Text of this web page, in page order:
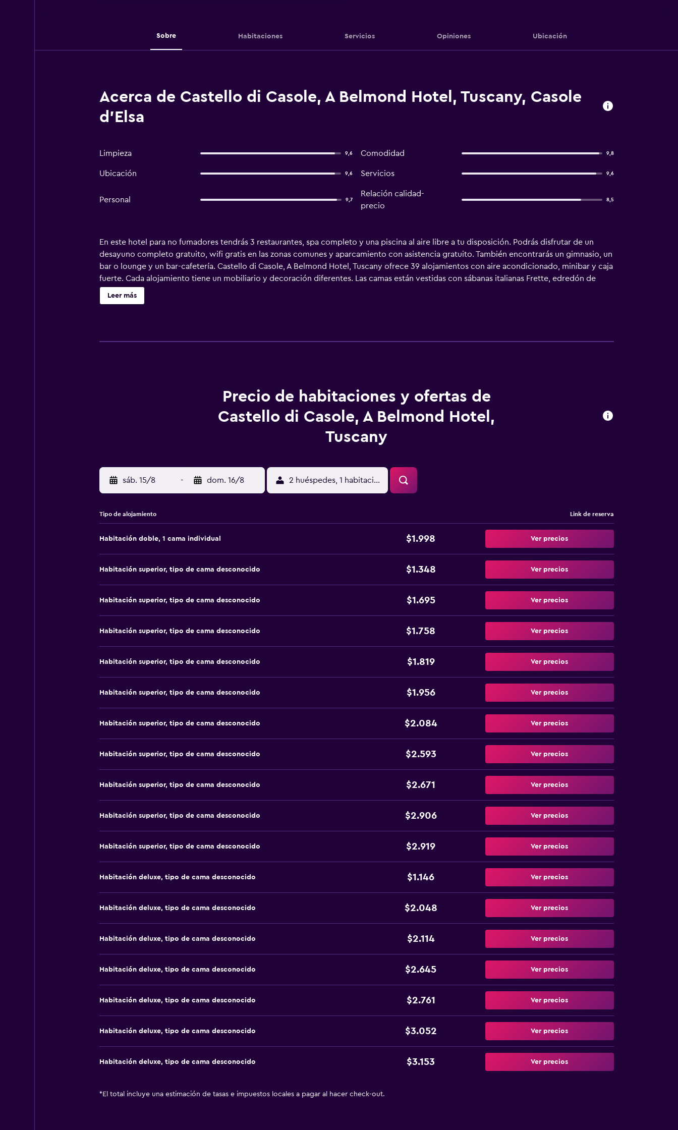
Sobre Habitaciones Servicios Opiniones Ubicación
Acerca de Castello di Casole, A Belmond Hotel, Tuscany, Casole
d'Elsa
Limpieza 9,6 Comodidad 9,8
Ubicación 9,6 Servicios 9,6
Personal 9,7
Relación calidad-
precio
8,5
En este hotel para no fumadores tendrás 3 restaurantes, spa completo y una piscina al aire libre a tu disposición. Podrás disfrutar de un
desayuno completo gratuito, wifi gratis en las zonas comunes y aparcamiento con asistencia gratuito. También encontrarás un gimnasio, un
bar o lounge y un bar-cafetería. Castello di Casole, A Belmond Hotel, Tuscany ofrece 39 alojamientos con aire acondicionado, minibar y caja
fuerte. Cada alojamiento tiene un mobiliario y decoración diferentes. Las camas están vestidas con sábanas italianas Frette, edredón de
plumas y ropa de cama de alta calidad. Se ofrece televisión por satélite con canales de suscripción y películas de pago. Los baños están
equipados con ducha y bañera combinadas con cabezal de ducha tipo lluvia, albornoces, zapatillas y secador de pelo. Los huéspedes
Leer más
Precio de habitaciones y ofertas de
Castello di Casole, A Belmond Hotel,
Tuscany
sáb. 15/8 - dom. 16/8 2 huéspedes, 1 habitación
Tipo de alojamiento Link de reserva
Habitación doble, 1 cama individual $1.998 Ver precios
Habitación superior, tipo de cama desconocido $1.348 Ver precios
Habitación superior, tipo de cama desconocido $1.695 Ver precios
Habitación superior, tipo de cama desconocido $1.758 Ver precios
Habitación superior, tipo de cama desconocido $1.819 Ver precios
Habitación superior, tipo de cama desconocido $1.956 Ver precios
Habitación superior, tipo de cama desconocido $2.084 Ver precios
Habitación superior, tipo de cama desconocido $2.593 Ver precios
Habitación superior, tipo de cama desconocido $2.671 Ver precios
Habitación superior, tipo de cama desconocido $2.906 Ver precios
Habitación superior, tipo de cama desconocido $2.919 Ver precios
Habitación deluxe, tipo de cama desconocido $1.146 Ver precios
Habitación deluxe, tipo de cama desconocido $2.048 Ver precios
Habitación deluxe, tipo de cama desconocido $2.114 Ver precios
Habitación deluxe, tipo de cama desconocido $2.645 Ver precios
Habitación deluxe, tipo de cama desconocido $2.761 Ver precios
Habitación deluxe, tipo de cama desconocido $3.052 Ver precios
Habitación deluxe, tipo de cama desconocido $3.153 Ver precios
* El total incluye una estimación de tasas e impuestos locales a pagar al hacer check-out.